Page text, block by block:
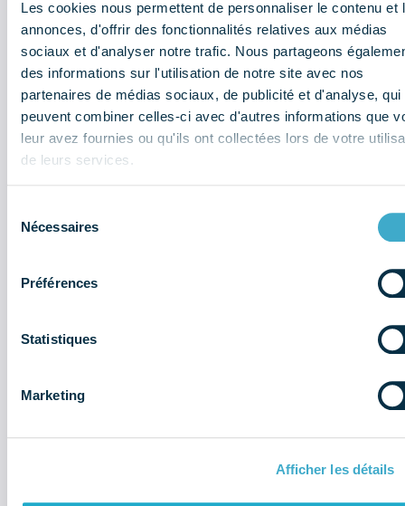
Les cookies nous permettent de personnaliser le contenu et
annonces, d'offrir des fonctionnalités relatives aux médias
sociaux et d'analyser notre trafic. Nous partageons
des informations sur l'utilisation de notre site avec nos
partenaires de médias sociaux, de publicité et d'analyse, qui
peuvent combiner celles-ci avec d'autres informations que
leur avez fournies ou qu'ils ont collectées lors de votre
de leurs services.
Nécessaires
Préférences
Statistiques
Marketing
Afficher les détails
12h30
Congrès ADF Salle 351, niveau 3 Palais des Congrès, Paris
Événement
s’engage
Intervenants
Olivier
Lafarge
Laurent
Chometon